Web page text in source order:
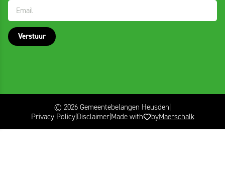
Verstuur
© 2026 Gemeentebelangen Heusden
Privacy Policy Disclaimer Made with byMaerschalk